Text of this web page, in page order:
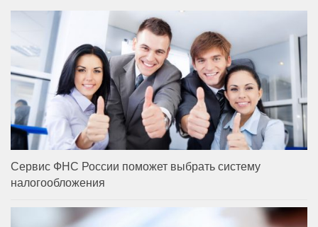
Сервис ФНС России поможет выбрать систему
налогообложения